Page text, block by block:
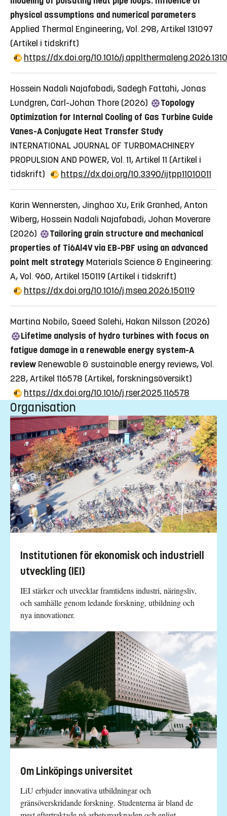
physical assumptions and numerical parameters
Applied Thermal Engineering, Vol. 298, Artikel 131097
(Artikel i tidskrift)
https://dx.doi.org/10.1016/
Hossein Nadali Najafabadi, Sadegh Fattahi, Jonas
Lundgren, Carl-Johan Thore (2026)
Topology
Optimization for Internal Cooling of Gas Turbine Guide
Vanes-A Conjugate Heat Transfer Study
INTERNATIONAL JOURNAL OF TURBOMACHINERY
PROPULSION AND POWER, Vol. 11, Artikel 11 (Artikel i
tidskrift)
https://dx.doi.org/10.3390/ijtpp11010011
Karin Wennersten, Jinghao Xu, Erik Granhed, Anton
Wiberg, Hossein Nadali Najafabadi, Johan Moverare
(2026)
Tailoring grain structure and mechanical
properties of Ti6Al4V via EB-PBF using an advanced
point melt strategy Materials Science & Engineering:
A, Vol. 960, Artikel 150119 (Artikel i tidskrift)
https://dx.doi.org/10.1016/j.msea.2026.150119
Martina Nobilo, Saeed Salehi, Hakan Nilsson (2026)
Lifetime analysis of hydro turbines with focus on
fatigue damage in a renewable energy system-A
review Renewable & sustainable energy reviews, Vol.
228, Artikel 116578 (Artikel, forskningsöversikt)
https://dx.doi.org/10.1016/j.rser.2025.116578
Organisation
Institutionen för ekonomisk och industriell
utveckling (IEI)
IEI stärker och utvecklar framtidens industri, näringsliv,
och samhälle genom ledande forskning, utbildning och
nya innovationer.
Om Linköpings universitet
LiU erbjuder innovativa utbildningar och
gränsöverskridande forskning. Studenterna är bland de